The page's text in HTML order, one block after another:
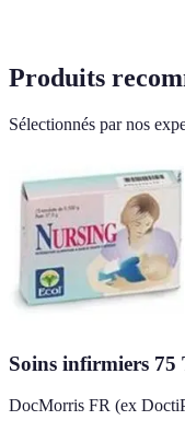
Produits
Sélectionnés par nos
Soins infirmiers 75
DocMorris FR (ex